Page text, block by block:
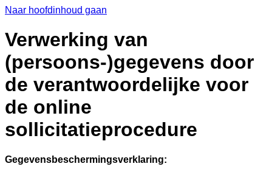
Naar hoofdinhoud gaan
Verwerking van
(persoons-)gegevens door
de verantwoordelijke voor
de online
sollicitatieprocedure
Gegevensbeschermingsverklaring: